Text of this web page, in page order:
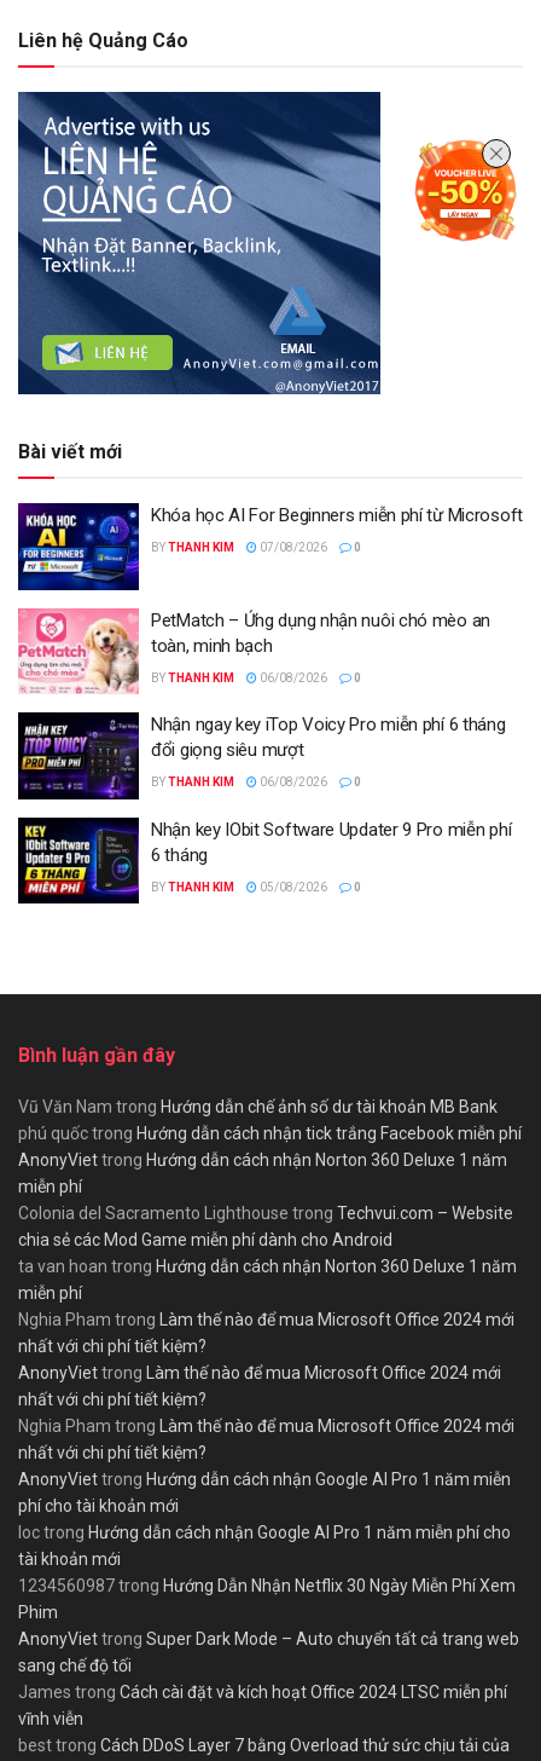
Liên hệ Quảng Cáo
Bài viết mới
Khóa học AI For Beginners miễn phí từ Microsoft
BYTHANH KIM 07/08/2026 0
PetMatch – Ứng dụng nhận nuôi chó mèo an
toàn, minh bạch
BYTHANH KIM 06/08/2026 0
Nhận ngay key iTop Voicy Pro miễn phí 6 tháng
đổi giọng siêu mượt
BYTHANH KIM 06/08/2026 0
Nhận key IObit Software Updater 9 Pro miễn phí
6 tháng
BYTHANH KIM 05/08/2026 0
Bình luận gần đây
Vũ Văn Nam trong Hướng dẫn chế ảnh số dư tài khoản MB Bank
phú quốctrong Hướng dẫn cách nhận tick trắng Facebook miễn phí
AnonyViettrong Hướng dẫn cách nhận Norton 360 Deluxe 1 năm
miễn phí
Colonia del Sacramento Lighthouse trong Techvui.com – Website
chia sẻ các Mod Game miễn phí dành cho Android
ta van hoan trong Hướng dẫn cách nhận Norton 360 Deluxe 1 năm
miễn phí
Nghia Pham trong Làm thế nào để mua Microsoft Office 2024 mới
nhất với chi phí tiết kiệm?
AnonyViettrong Làm thế nào để mua Microsoft Office 2024 mới
nhất với chi phí tiết kiệm?
Nghia Pham trong Làm thế nào để mua Microsoft Office 2024 mới
nhất với chi phí tiết kiệm?
AnonyViettrong Hướng dẫn cách nhận Google AI Pro 1 năm miễn
phí cho tài khoản mới
loctrong Hướng dẫn cách nhận Google AI Pro 1 năm miễn phí cho
tài khoản mới
1234560987trong Hướng Dẫn Nhận Netflix 30 Ngày Miễn Phí Xem
Phim
AnonyViettrong Super Dark Mode – Auto chuyển tất cả trang web
sang chế độ tối
James trong Cách cài đặt và kích hoạt Office 2024 LTSC miễn phí
vĩnh viễn
besttrong Cách DDoS Layer 7 bằng Overload thử sức chịu tải của